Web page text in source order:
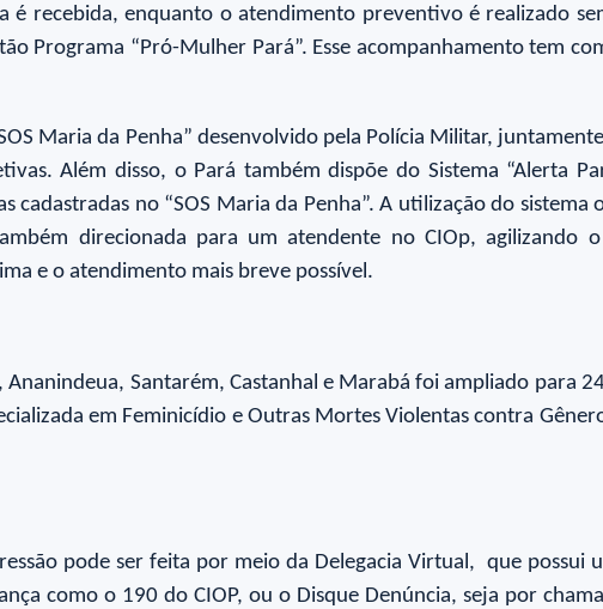
é recebida, enquanto o atendimento preventivo é realizado
Programa “Pró-Mulher Pará”. Esse acompanhamento tem
Maria da Penha” desenvolvido pela Polícia Militar,
Além disso, o Pará também dispõe do Sistema “Alerta
cadastradas no “SOS Maria da Penha”. A utilização do
direcionada para um atendente no CIOp, agilizando
e o atendimento mais breve possível.
Ananindeua, Santarém, Castanhal e Marabá foi ampliado para
em Feminicídio e Outras Mortes Violentas contra
pode ser feita por meio da Delegacia Virtual, que possui
como o 190 do CIOP, ou o Disque Denúncia, seja por